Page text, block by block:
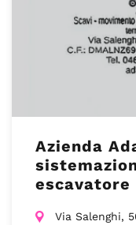
Azienda
escavatore
Via Salenghi,